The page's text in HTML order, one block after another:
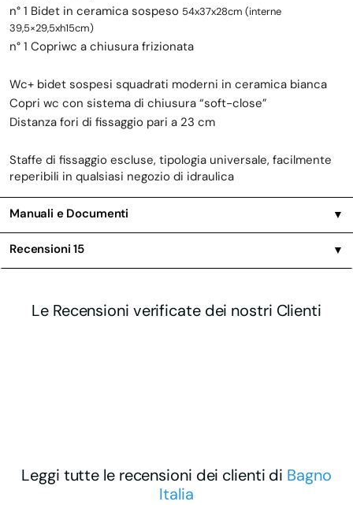
n° 1 Bidet in ceramica sospeso 54x37x28cm (interne
39,5×29,5xh15cm)
n° 1 Copriwc a chiusura frizionata
Wc+ bidet sospesi squadrati moderni in ceramica bianca
Copri wc con sistema di chiusura “soft-close”
Distanza fori di fissaggio pari a 23 cm
Staffe di fissaggio escluse, tipologia universale, facilmente
reperibili in qualsiasi negozio di idraulica
Manuali e Documenti ▼
Recensioni15 ▼
Le Recensioni verificate dei nostri Clienti
Leggi tutte le recensioni dei clienti di Bagno
Italia